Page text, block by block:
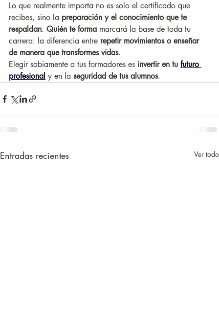
Lo que realmente importa no es solo el certificado que
recibes, sino la preparación y el conocimiento que te
respaldan. Quién te forma marcará la base de toda tu
carrera: la diferencia entre repetir movimientos o enseñar
de manera que transformes vidas.
Elegir sabiamente a tus formadores es invertir en tu futuro
profesional y en la seguridad de tus alumnos.
Entradas recientes Ver todo